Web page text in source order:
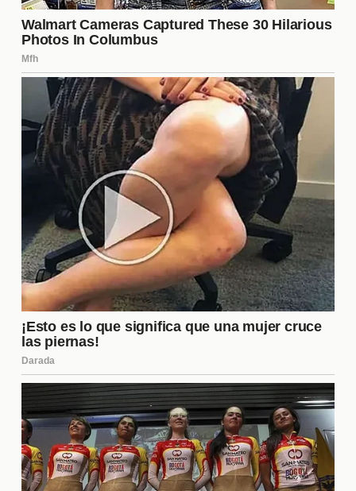
Los nuevos fichajes del Valencia CF incluyen a
jugadores destacados como Juan Pérez, Lucas
Martínez y José García. Cada uno de ellos ha sido
seleccionado por su potencial y habilidades
específicas que complementan las necesidades del
equipo. La llegada de estos talentos busca
fortalecer tanto la defensa como el ataque,
asegurando un rendimiento competitivo en la liga.
¿Qué papel juega Corberán en el
desarrollo del equipo?
Corberán desempeña un papel fundamental en el
desarrollo del equipo, no solo como entrenador, sino
también como líder motivacional. Su visión táctica y
capacidad para implementar un estilo de juego
ofensivo son esenciales para maximizar el
rendimiento de los jugadores. Además, su
experiencia permite gestionar adecuadamente la
presión que conlleva competir en una liga tan
exigente.
¿Cómo afectarán los fichajes a